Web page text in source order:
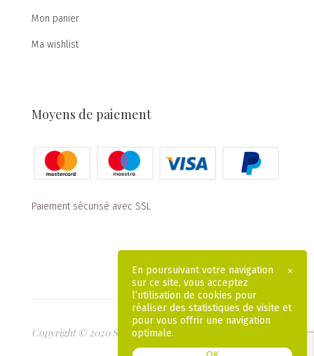
Mon panier
Ma wishlist
Moyens de paiement
Paiement sécurisé avec SSL
Copyright © 2020 Savonnerie de Beaulieu
MENTIONS LÉGALES CGV
×
En poursuivant votre navigation
sur ce site, vous acceptez
l’utilisation de cookies pour
réaliser des statistiques de visite et
pour vous offrir une navigation
optimale.